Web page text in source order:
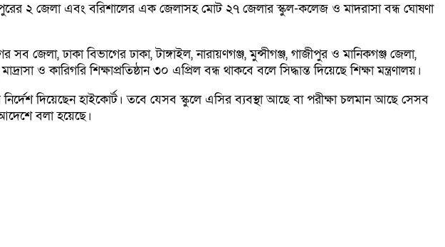
২ জেলা এবং বরিশালের এক জেলাসহ মোট ২৭ জেলার স্কুল-কলেজ ও মাদরাসা বন্ধ ঘোষণা
জেলা, ঢাকা বিভাগের ঢাকা, টাঙ্গাইল, নারায়ণগঞ্জ, মুন্সীগঞ্জ, গাজীপুর ও মানিকগঞ্জ জেলা,
কারিগরি শিক্ষাপ্রতিষ্ঠান ৩০ এপ্রিল বন্ধ থাকবে বলে সিদ্ধান্ত দিয়েছে শিক্ষা মন্ত্রণালয়।
নির্দেশ দিয়েছেন হাইকোর্ট। তবে যেসব স্কুলে এসির ব্যবস্থা আছে বা পরীক্ষা চলমান আছে সেসব
বলা হয়েছে।